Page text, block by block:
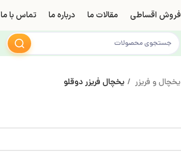
فروش اقساطی مقالات ما درباره ما تماس با ما
یخچال و فریزر یخچال فریزر دوقلو